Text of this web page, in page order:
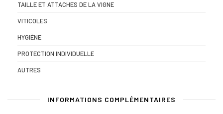
TAILLE ET ATTACHES DE LA VIGNE
VITICOLES
HYGIÈNE
PROTECTION INDIVIDUELLE
AUTRES
INFORMATIONS COMPLÉMENTAIRES